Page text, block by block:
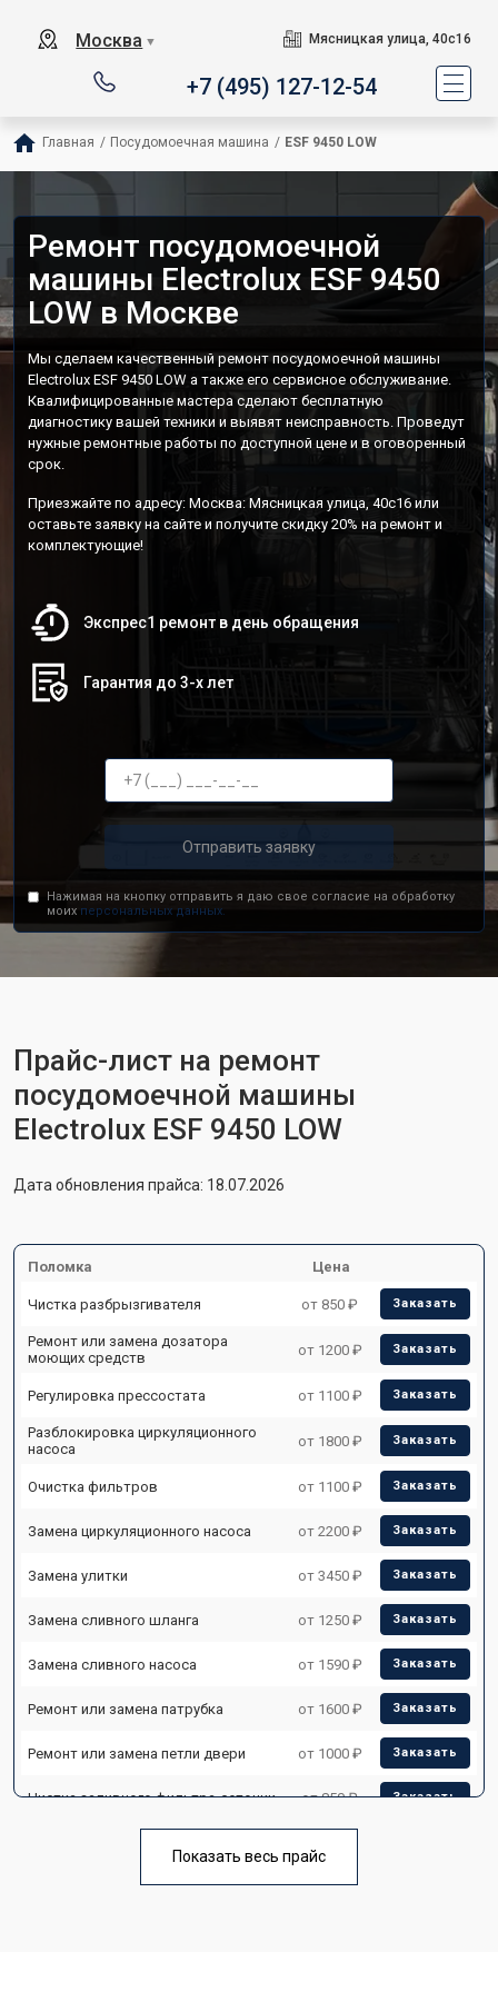
Москва ▼ Мясницкая улица, 40с16
+7 (495) 127-12-54
Главная / Посудомоечная машина / ESF 9450 LOW
Ремонт посудомоечной
машины Electrolux ESF 9450
LOW в Москве
Мы сделаем качественный ремонт посудомоечной машины
Electrolux ESF 9450 LOW а также его сервисное обслуживание.
Квалифицированные мастера сделают бесплатную
диагностику вашей техники и выявят неисправность. Проведут
нужные ремонтные работы по доступной цене и в оговоренный
срок.
Приезжайте по адресу: Москва: Мясницкая улица, 40с16 или
оставьте заявку на сайте и получите скидку 20% на ремонт и
комплектующие!
Экспрес1 ремонт в день обращения
Гарантия до 3-х лет
Отправить заявку
Нажимая на кнопку отправить я даю свое согласие на обработку
моих персональных данных.
Прайс-лист на ремонт
посудомоечной машины
Electrolux ESF 9450 LOW
Дата обновления прайса: 18.07.2026
Поломка Цена
Чистка разбрызгивателя от 850 ₽ Заказать
Ремонт или замена дозатора
моющих средств
от 1200 ₽ Заказать
Регулировка прессостата от 1100 ₽ Заказать
Разблокировка циркуляционного
насоса
от 1800 ₽ Заказать
Очистка фильтров от 1100 ₽ Заказать
Замена циркуляционного насоса от 2200 ₽ Заказать
Замена улитки от 3450 ₽ Заказать
Замена сливного шланга от 1250 ₽ Заказать
Замена сливного насоса от 1590 ₽ Заказать
Ремонт или замена патрубка от 1600 ₽ Заказать
Ремонт или замена петли двери от 1000 ₽ Заказать
Чистка заливного фильтра-сеточки от 850 ₽ Заказать
Ремонт теплообменника от 2000 ₽
Показать весь прайс